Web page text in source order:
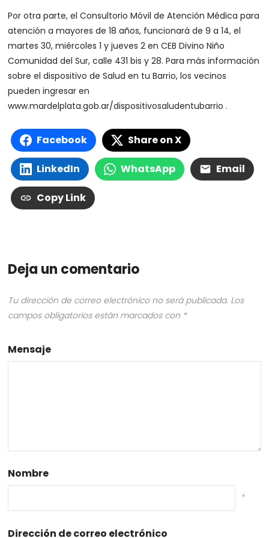
Por otra parte, el Consultorio Móvil de Atención Médica para
atención a mayores de 18 años, funcionará de 9 a 14, el
martes 30, miércoles 1 y jueves 2 en CEB Divino Niño
Comunidad del Sur, calle 431 bis y 28. Para más información
sobre el dispositivo de Salud en tu Barrio, los vecinos
pueden ingresar en
www.mardelplata.gob.ar/dispositivosaludentubarrio .
Facebook Share on X
LinkedIn WhatsApp Email
Copy Link
Deja un comentario
Tu dirección de correo electrónico no será publicada. Los
campos obligatorios están marcados con *
Mensaje
Nombre
*
Dirección de correo electrónico